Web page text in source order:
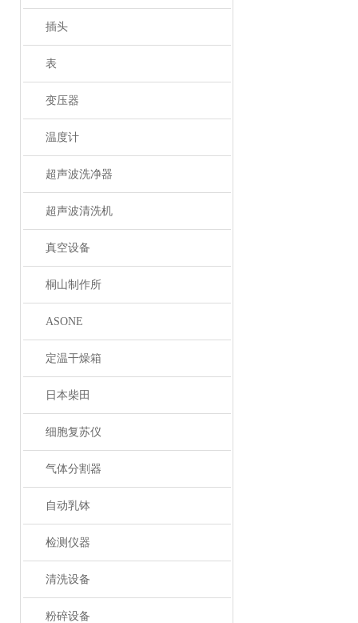
插头
表
变压器
温度计
超声波洗净器
超声波清洗机
真空设备
桐山制作所
ASONE
定温干燥箱
日本柴田
细胞复苏仪
气体分割器
自动乳钵
检测仪器
清洗设备
粉碎设备